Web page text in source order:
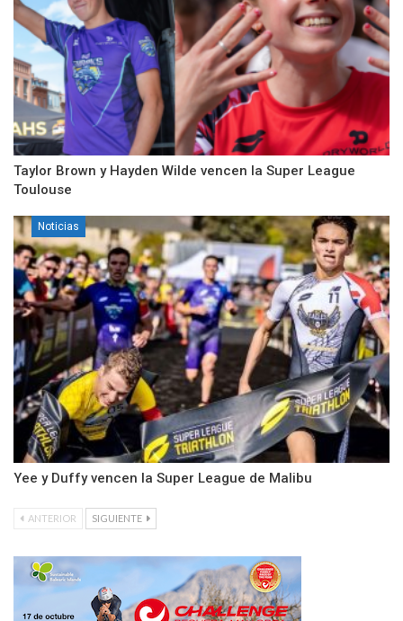
Taylor Brown y Hayden Wilde vencen la Super League
Toulouse
Noticias
Yee y Duffy vencen la Super League de Malibu
ANTERIOR SIGUIENTE